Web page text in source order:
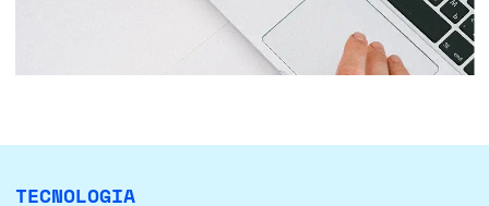
TECNOLOGIA